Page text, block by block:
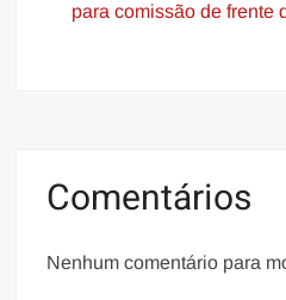
para comissão de frente
Comentários
Nenhum comentário para